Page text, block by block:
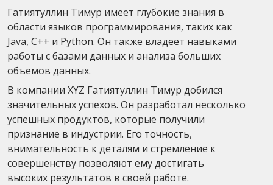
Гатиятуллин Тимур имеет глубокие знания в
области языков программирования, таких как
Java, C++ и Python. Он также владеет навыками
работы с базами данных и анализа больших
объемов данных.
В компании XYZ Гатиятуллин Тимур добился
значительных успехов. Он разработал несколько
успешных продуктов, которые получили
признание в индустрии. Его точность,
внимательность к деталям и стремление к
совершенству позволяют ему достигать
высоких результатов в своей работе.